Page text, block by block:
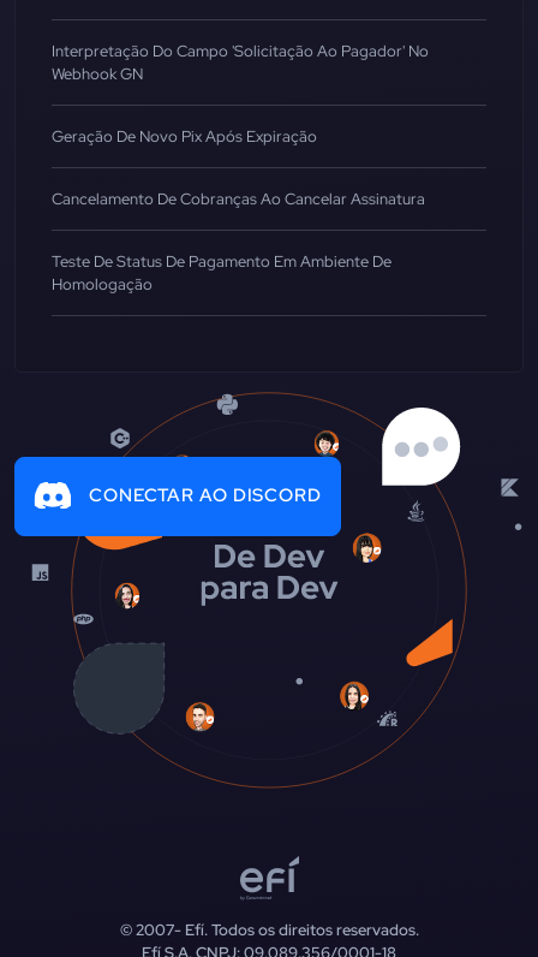
Interpretação Do Campo 'Solicitação Ao Pagador' No
Webhook GN
Geração De Novo Pix Após Expiração
Cancelamento De Cobranças Ao Cancelar Assinatura
Teste De Status De Pagamento Em Ambiente De
Homologação
CONECTAR AO DISCORD
© 2007-Efí. Todos os direitos reservados.